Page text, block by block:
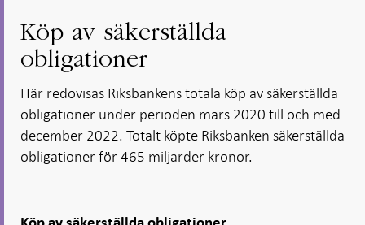
Köp av säkerställda
obligationer
Här redovisas Riksbankens totala köp av säkerställda
obligationer under perioden mars 2020 till och med
december 2022. Totalt köpte Riksbanken säkerställda
obligationer för 465 miljarder kronor.